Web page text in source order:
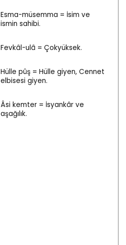
Esma-müsemma = İsim ve
ismin sahibi.
Fevkâl-ulâ = Çokyüksek.
Hülle pûş = Hülle giyen, Cennet
elbisesi giyen.
Âsi kemter = İsyankâr ve
aşağılık.